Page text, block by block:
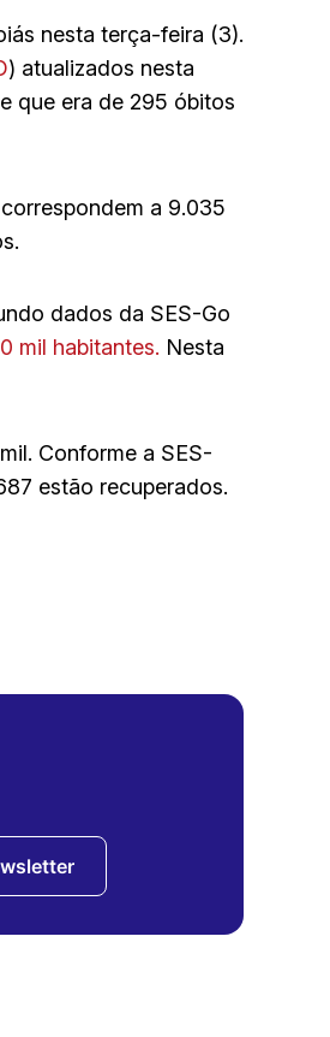
nesta terça-feira (3).
) atualizados nesta
que era de 295 óbitos
a 9.035
dados da SES-Go
mil habitantes. Nesta
Conforme a SES-
estão recuperados.